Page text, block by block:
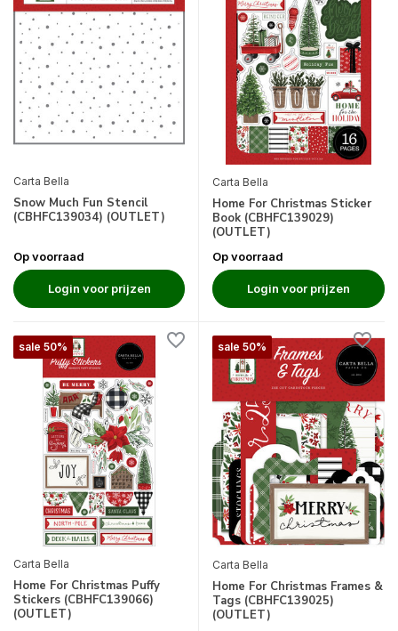
Carta Bella
Snow Much Fun Stencil
(CBHFC139034) (OUTLET)
Op voorraad
Login voor prijzen
Carta Bella
Home For Christmas Sticker
Book (CBHFC139029)
(OUTLET)
Op voorraad
Login voor prijzen
sale 50%
Carta Bella
Home For Christmas Puffy
Stickers (CBHFC139066)
(OUTLET)
sale 50%
Carta Bella
Home For Christmas Frames &
Tags (CBHFC139025)
(OUTLET)